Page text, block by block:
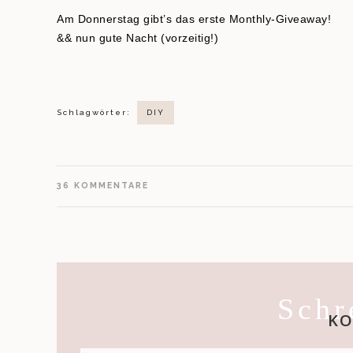
Am Donnerstag gibt’s das erste Monthly-Giveaway!
&& nun gute Nacht (vorzeitig!)
Schlagwörter: DIY
36 KOMMENTARE